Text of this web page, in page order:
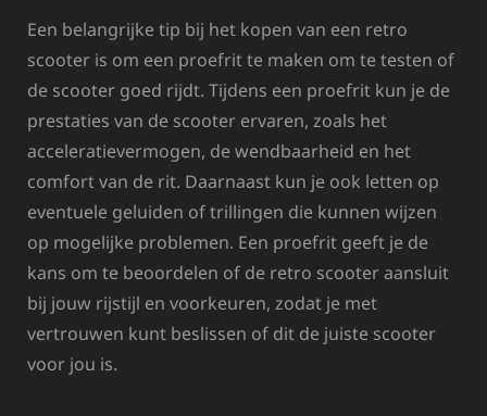
Een belangrijke tip bij het kopen van een retro
scooter is om een proefrit te maken om te testen of
de scooter goed rijdt. Tijdens een proefrit kun je de
prestaties van de scooter ervaren, zoals het
acceleratievermogen, de wendbaarheid en het
comfort van de rit. Daarnaast kun je ook letten op
eventuele geluiden of trillingen die kunnen wijzen
op mogelijke problemen. Een proefrit geeft je de
kans om te beoordelen of de retro scooter aansluit
bij jouw rijstijl en voorkeuren, zodat je met
vertrouwen kunt beslissen of dit de juiste scooter
voor jou is.